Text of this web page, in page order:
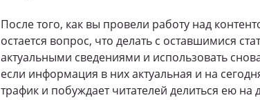
После того, как вы провели работу над
остается вопрос, что делать с оставшимися
актуальными сведениями и использовать
если информация в них актуальная и на
трафик и побуждает читателей делиться ею на